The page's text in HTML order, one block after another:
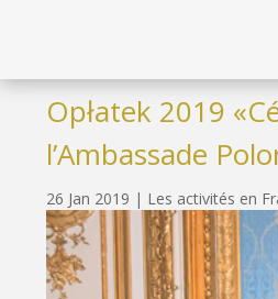
Opłatek 2019
l’Ambassade
26 Jan 2019 | Les activités en